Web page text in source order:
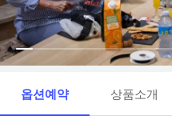
옵션예약 상품소개